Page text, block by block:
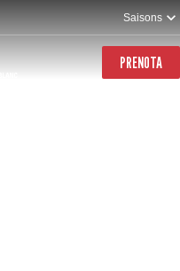
Saisons
PRENOTA